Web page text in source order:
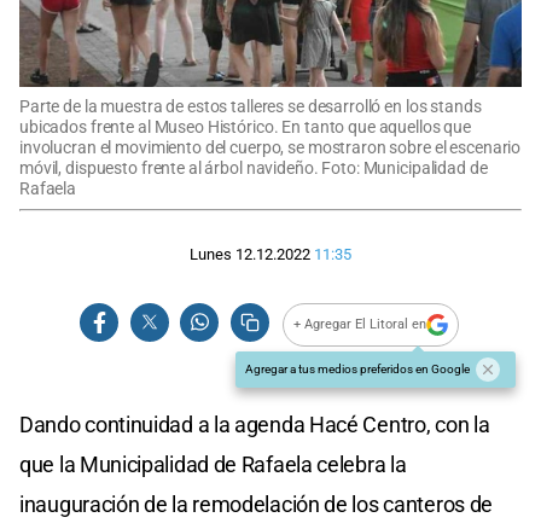
Parte de la muestra de estos talleres se desarrolló en los stands
ubicados frente al Museo Histórico. En tanto que aquellos que
involucran el movimiento del cuerpo, se mostraron sobre el escenario
móvil, dispuesto frente al árbol navideño. Foto: Municipalidad de
Rafaela
Lunes 12.12.2022 11:35
+ Agregar El Litoral en
Agregar a tus medios preferidos en Google
Dando continuidad a la agenda Hacé Centro, con la
que la Municipalidad de Rafaela celebra la
inauguración de la remodelación de los canteros de